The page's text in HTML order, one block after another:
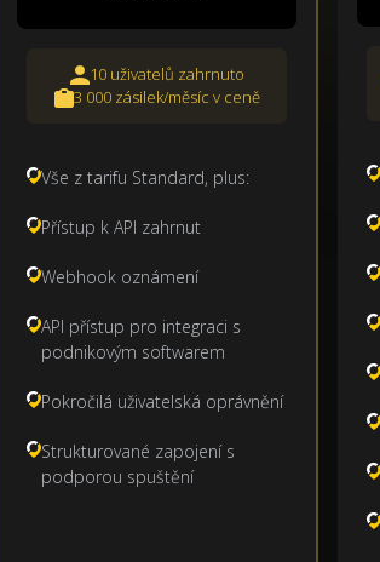
10 uživatelů zahrnuto
3 000 zásilek/měsíc v ceně
Vše z tarifu Standard, plus:
Přístup k API zahrnut
Webhook oznámení
API přístup pro integraci s
podnikovým softwarem
Pokročilá uživatelská oprávnění
Strukturované zapojení s
podporou spuštění